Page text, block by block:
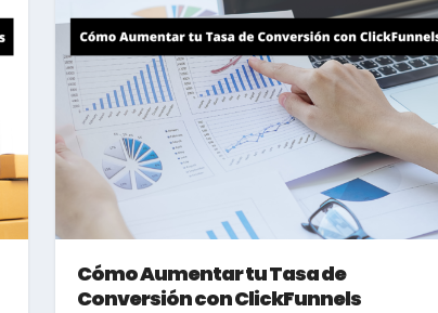
Cómo Aumentar tu Tasa de
Conversión con ClickFunnels